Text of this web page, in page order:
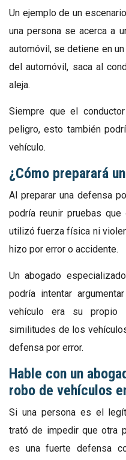
Un ejemplo de un
una persona se acerca a
automóvil, se detiene en
del automóvil, saca al
aleja.
Siempre que el
peligro, esto también
vehículo.
¿Cómo preparará
Al preparar una defensa
podría reunir pruebas
utilizó fuerza física ni
hizo por error o accidente.
Un abogado
podría intentar
vehículo era su propio
similitudes de los
defensa por error.
Hable con un
robo de vehículos
Si una persona es el
trató de impedir que otra
es una fuerte defensa